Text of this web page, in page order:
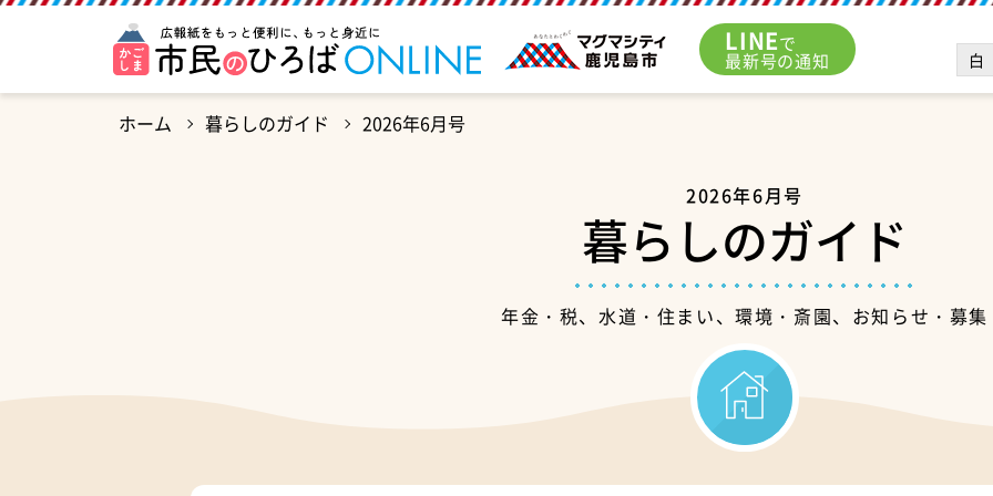
LINEで
最新号の通知 白
ホーム 暮らしのガイド 2026年6月号
2026年6月号
暮らしのガイド
年金・税、水道・住まい、環境・斎園、お知らせ・募集